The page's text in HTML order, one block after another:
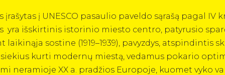
į UNESCO pasaulio paveldo sąrašą pagal IV
yra išskirtinis istorinio miesto centro, patyrusio
sostine (1919–1939), pavyzdys, atspindintis
kurti modernų miestą, vedamus pokario
neramioje XX a. pradžios Europoje, kuomet vyko